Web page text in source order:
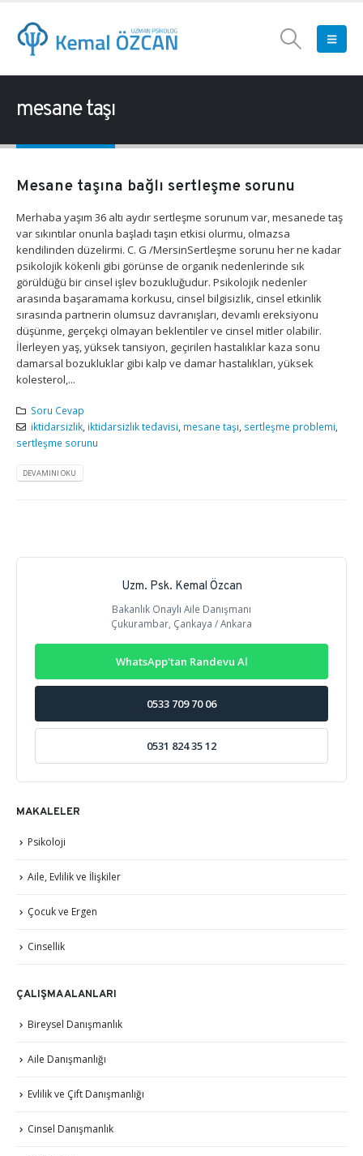
mesane taşı
Mesane taşına bağlı sertleşme sorunu
Merhaba yaşım 36 altı aydır sertleşme sorunum var, mesanede taş
var sıkıntılar onunla başladı taşın etkisi olurmu, olmazsa
kendilinden düzelirmi. C. G /MersinSertleşme sorunu her ne kadar
psikolojik kökenli gibi görünse de organik nedenlerinde sık
görüldüğü bir cinsel işlev bozukluğudur. Psikolojik nedenler
arasında başaramama korkusu, cinsel bilgisizlik, cinsel etkinlik
sırasında partnerin olumsuz davranışları, devamlı ereksiyonu
düşünme, gerçekçi olmayan beklentiler ve cinsel mitler olabilir.
İlerleyen yaş, yüksek tansiyon, geçirilen hastalıklar kaza sonu
damarsal bozukluklar gibi kalp ve damar hastalıkları, yüksek
kolesterol,...
Soru Cevap
iktidarsizlik, iktidarsizlik tedavisi, mesane taşı, sertleşme problemi,
sertleşme sorunu
DEVAMINI OKU
Uzm. Psk. Kemal Özcan
Bakanlık Onaylı Aile Danışmanı
Çukurambar, Çankaya / Ankara
WhatsApp'tan Randevu Al
0533 709 70 06
0531 824 35 12
MAKALELER
Psikoloji
Aile, Evlilik ve İlişkiler
Çocuk ve Ergen
Cinsellik
ÇALIŞMA ALANLARI
Bireysel Danışmanlık
Aile Danışmanlığı
Evlilik ve Çift Danışmanlığı
Cinsel Danışmanlık